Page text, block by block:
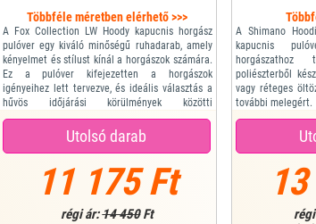
Többféle méretben elérhető >>>
A Fox Collection LW Hoody kapucnis horgász
pulóver egy kiváló minőségű ruhadarab, amely
kényelmet és stílust kínál a horgászok számára.
Ez a pulóver kifejezetten a horgászok
igényeihez lett tervezve, és ideális választás a
hűvös időjárási körülmények közötti
horgászatra. A pulóver divatos és sportos
kialakítású, amely jól illik horgászruházathoz
vagy mindennapi viselethez.
Utolsó darab
11 175 Ft
régi ár:14 450Ft
A Shimano
kapucnis
poliészterből
vagy réteges
további melegért.
A Shimano
amely egész
hidegebb